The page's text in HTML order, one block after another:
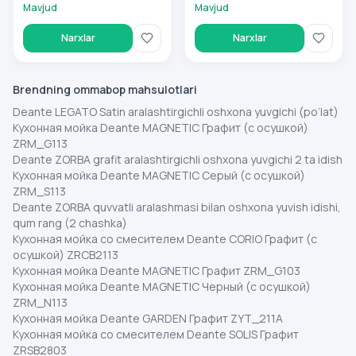
Mavjud
Narxlar
osushkoy) ZRCP2113
Mavjud
Narxlar
Brendning ommabop mahsulotlari
Deante LEGATO Satin aralashtirgichli oshxona yuvgichi (po‘lat)
Кухонная мойка Deante MAGNETIC Графит (с осушкой)
ZRM_G113
Deante ZORBA grafit aralashtirgichli oshxona yuvgichi 2 ta idish
Кухонная мойка Deante MAGNETIC Серый (с осушкой)
ZRM_S113
Deante ZORBA quvvatli aralashmasi bilan oshxona yuvish idishi,
qum rang (2 chashka)
Кухонная мойка со смесителем Deante CORIO Графит (с
осушкой) ZRCB2113
Кухонная мойка Deante MAGNETIC Графит ZRM_G103
Кухонная мойка Deante MAGNETIC Черный (с осушкой)
ZRM_N113
Кухонная мойка Deante GARDEN Графит ZYT_211A
Кухонная мойка со смесителем Deante SOLIS Графит
ZRSB2803